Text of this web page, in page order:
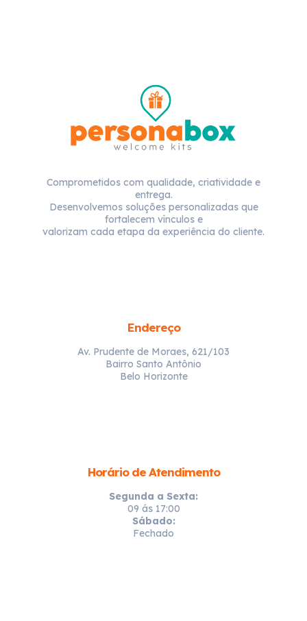
Comprometidos com qualidade, criatividade e
entrega.
Desenvolvemos soluções personalizadas que
fortalecem vínculos e
valorizam cada etapa da experiência do cliente.
Endereço
Av. Prudente de Moraes, 621/103
Bairro Santo Antônio
Belo Horizonte
Horário de Atendimento
Segunda a Sexta:
09 ás 17:00
Sábado:
Fechado